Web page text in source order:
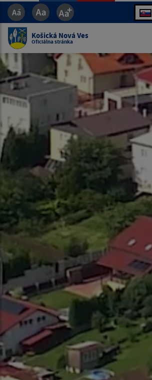
Jazyk
Košická Nová Ves
Oficiálna stránka